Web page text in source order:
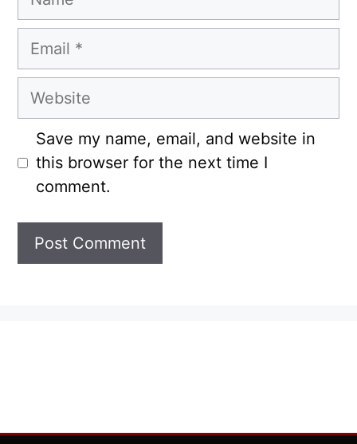
Email
Website
Save my name, email, and website in
this browser for the next time I
comment.